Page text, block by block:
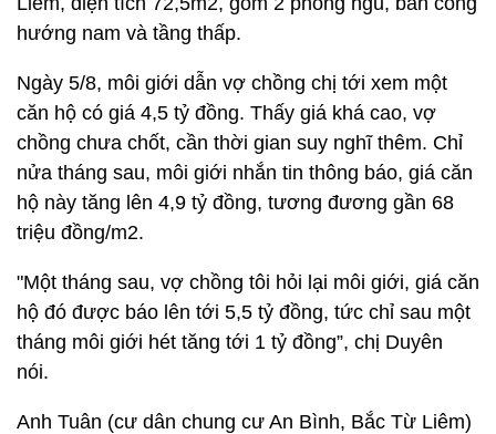
hướng nam và tầng thấp.
Ngày 5/8, môi giới dẫn vợ chồng chị tới xem một
căn hộ có giá 4,5 tỷ đồng. Thấy giá khá cao, vợ
chồng chưa chốt, cần thời gian suy nghĩ thêm. Chỉ
nửa tháng sau, môi giới nhắn tin thông báo, giá căn
hộ này tăng lên 4,9 tỷ đồng, tương đương gần 68
triệu đồng/m2.
"Một tháng sau, vợ chồng tôi hỏi lại môi giới, giá căn
hộ đó được báo lên tới 5,5 tỷ đồng, tức chỉ sau một
tháng môi giới hét tăng tới 1 tỷ đồng”, chị Duyên
nói.
Anh Tuân (cư dân chung cư An Bình, Bắc Từ Liêm)